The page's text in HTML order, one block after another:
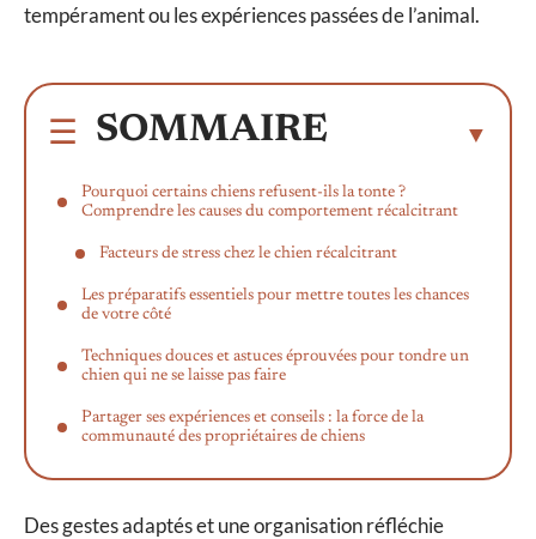
tempérament ou les expériences passées de l’animal.
SOMMAIRE
Pourquoi certains chiens refusent-ils la tonte ?
Comprendre les causes du comportement récalcitrant
Facteurs de stress chez le chien récalcitrant
Les préparatifs essentiels pour mettre toutes les chances
de votre côté
Techniques douces et astuces éprouvées pour tondre un
chien qui ne se laisse pas faire
Partager ses expériences et conseils : la force de la
communauté des propriétaires de chiens
Des gestes adaptés et une organisation réfléchie